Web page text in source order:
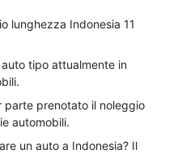
lunghezza Indonesia 11
tipo attualmente in
parte prenotato il noleggio
automobili.
un auto a Indonesia? Il